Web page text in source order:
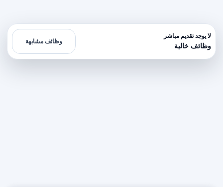
لا يوجد تقديم مباشر
وظائف خالية
وظائف مشابهة